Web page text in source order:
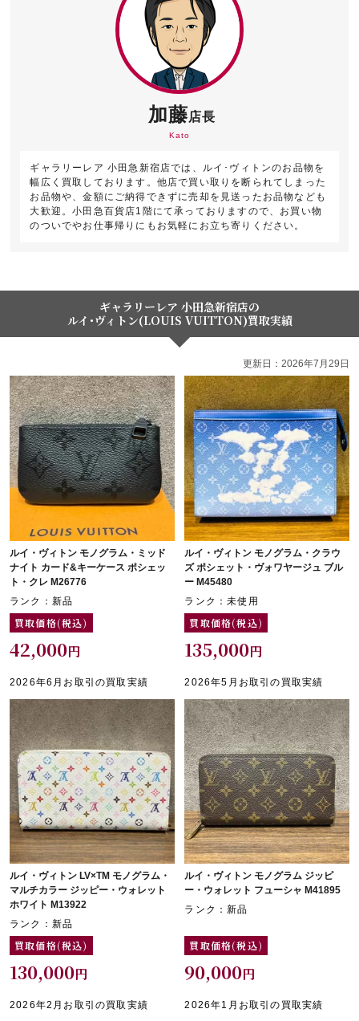
加藤店長
Kato
ギャラリーレア 小田急新宿店では、ルイ･ヴィトンのお品物を
幅広く買取しております。他店で買い取りを断られてしまった
お品物や、金額にご納得できずに売却を見送ったお品物なども
大歓迎。小田急百貨店1階にて承っておりますので、お買い物
のついでやお仕事帰りにもお気軽にお立ち寄りください。
ギャラリーレア 小田急新宿店の
ルイ･ヴィトン(LOUIS VUITTON)買取実績
更新日：2026年7月29日
ルイ・ヴィトン モノグラム・ミッド
ナイト カード&キーケース ポシェッ
ト・クレ M26776
ランク：新品
買取価格(税込)
42,000円
2026年6月お取引の買取実績
ルイ・ヴィトン モノグラム・クラウ
ズ ポシェット・ヴォワヤージュ ブル
ー M45480
ランク：未使用
買取価格(税込)
135,000円
2026年5月お取引の買取実績
ルイ・ヴィトン LV×TM モノグラム・
マルチカラー ジッピー・ウォレット
ホワイト M13922
ランク：新品
買取価格(税込)
130,000円
2026年2月お取引の買取実績
ルイ・ヴィトン モノグラム ジッピ
ー・ウォレット フューシャ M41895
ランク：新品
買取価格(税込)
90,000円
2026年1月お取引の買取実績